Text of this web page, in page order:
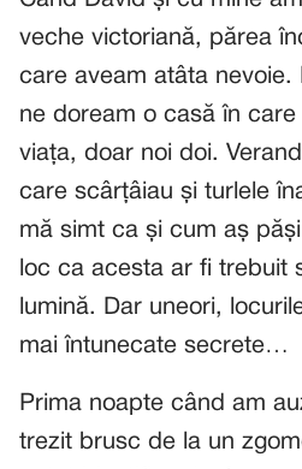
veche victoriană, părea
care aveam atâta nevoie.
ne doream o casă în
viața, doar noi doi.
care scârțâiau și turlele
mă simt ca și cum aș
loc ca acesta ar fi trebuit
lumină. Dar uneori,
mai întunecate secrete…
Prima noapte când am
trezit brusc de la un